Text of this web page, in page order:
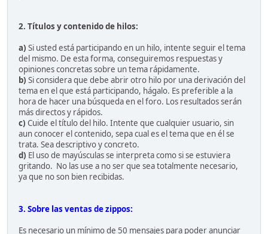
2. Títulos y contenido de hilos:
a) Si usted está participando en un hilo, intente seguir el tema
del mismo. De esta forma, conseguiremos respuestas y
opiniones concretas sobre un tema rápidamente.
b) Si considera que debe abrir otro hilo por una derivación del
tema en el que está participando, hágalo. Es preferible a la
hora de hacer una búsqueda en el foro. Los resultados serán
más directos y rápidos.
c) Cuide el título del hilo. Intente que cualquier usuario, sin
aun conocer el contenido, sepa cual es el tema que en él se
trata. Sea descriptivo y concreto.
d) El uso de mayúsculas se interpreta como si se estuviera
gritando. No las use a no ser que sea totalmente necesario,
ya que no son bien recibidas.
3. Sobre las ventas de zippos:
Es necesario un mínimo de 50 mensajes para poder anunciar